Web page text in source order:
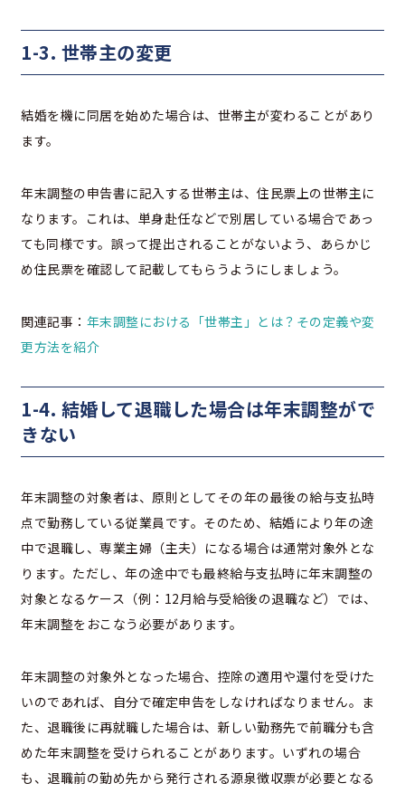
1-3. 世帯主の変更
結婚を機に同居を始めた場合は、世帯主が変わることがあり
ます。
年末調整の申告書に記入する世帯主は、住民票上の世帯主に
なります。これは、単身赴任などで別居している場合であっ
ても同様です。誤って提出されることがないよう、あらかじ
め住民票を確認して記載してもらうようにしましょう。
関連記事： 年末調整における「世帯主」とは？その定義や変
更方法を紹介
1-4. 結婚して退職した場合は年末調整がで
きない
年末調整の対象者は、原則としてその年の最後の給与支払時
点で勤務している従業員です。そのため、結婚により年の途
中で退職し、専業主婦（主夫）になる場合は通常対象外とな
ります。ただし、年の途中でも最終給与支払時に年末調整の
対象となるケース（例：12月給与受給後の退職など）では、
年末調整をおこなう必要があります。
年末調整の対象外となった場合、控除の適用や還付を受けた
いのであれば、自分で確定申告をしなければなりません。ま
た、退職後に再就職した場合は、新しい勤務先で前職分も含
めた年末調整を受けられることがあります。いずれの場合
も、退職前の勤め先から発行される源泉徴収票が必要となる